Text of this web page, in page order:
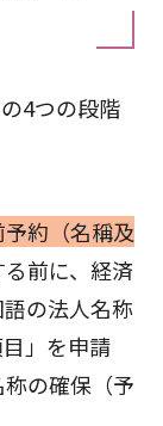
4つの段階
約（名稱及
る前に、経済
の法人名称
」を申請
の確保（予